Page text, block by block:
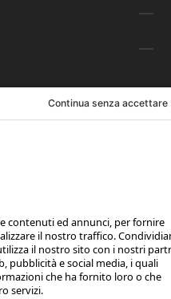
più spese di spedizione e TSA
AG © 2025